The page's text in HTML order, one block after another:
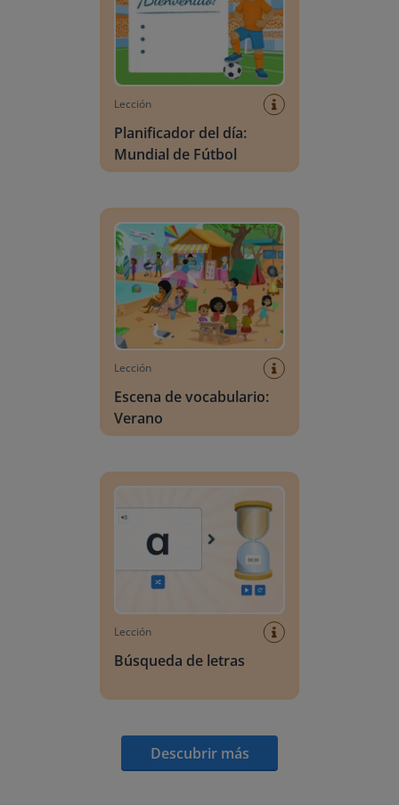
Lección
Planificador del día:
Mundial de Fútbol
Lección
Escena de vocabulario:
Verano
Lección
Búsqueda de letras
Descubrir más